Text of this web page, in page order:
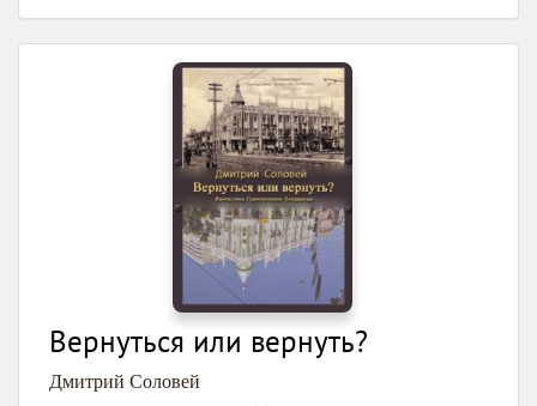
Вернуться или вернуть?
Дмитрий Соловей